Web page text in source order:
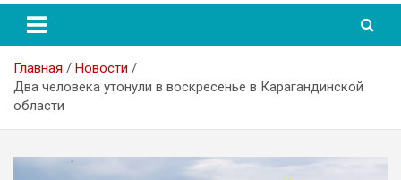
Главная
Новости
Два человека утонули в воскресенье в Карагандинской
области